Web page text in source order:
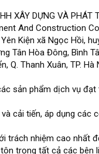
XÂY DỰNG VÀ PHÁT
And Construction
Kiện xã Ngọc Hồi,
Tân Hòa Đông, Bình
Q. Thanh Xuân, TP. Hà
sản phẩm dịch vụ
cải tiến, áp dụng các
trách nhiệm cao nhất
trọng tất cả các bên